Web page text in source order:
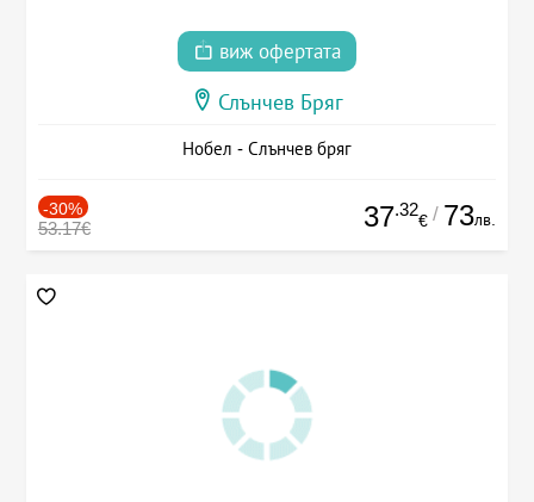
виж офертата
Слънчев Бряг
Нобел - Слънчев бряг
-30%
53.17€ 37.32
€ / 73лв.